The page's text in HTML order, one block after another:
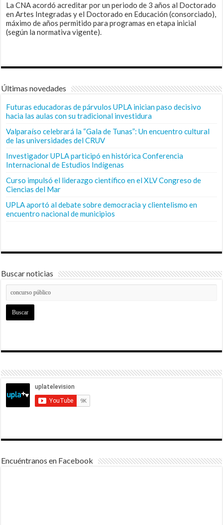
La CNA acordó acreditar por un periodo de 3 años al Doctorado
en Artes Integradas y el Doctorado en Educación (consorciado),
máximo de años permitido para programas en etapa inicial
(según la normativa vigente).
Últimas novedades
Futuras educadoras de párvulos UPLA inician paso decisivo
hacia las aulas con su tradicional investidura
Valparaíso celebrará la “Gala de Tunas”: Un encuentro cultural
de las universidades del CRUV
Investigador UPLA participó en histórica Conferencia
Internacional de Estudios Indígenas
Curso impulsó el liderazgo científico en el XLV Congreso de
Ciencias del Mar
UPLA aportó al debate sobre democracia y clientelismo en
encuentro nacional de municipios
Buscar noticias
Encuéntranos en Facebook